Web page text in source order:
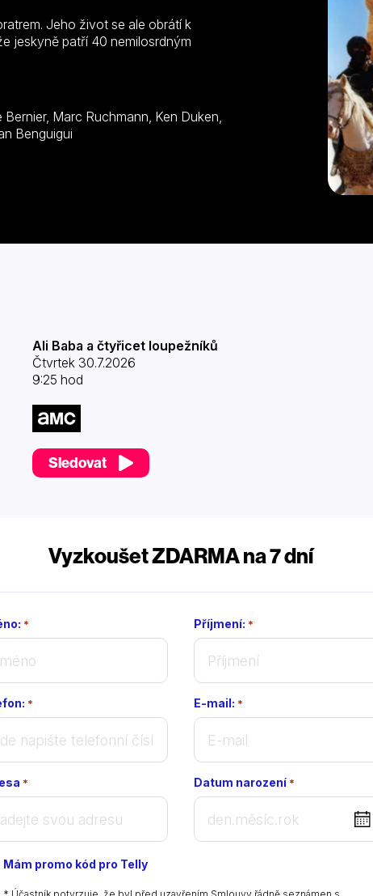
Jeho život se ale obrátí k
jeskyně patří 40 nemilosrdným
Farida Rahouadj, Hammou Graia, Jean Benguigui
Ali Baba a čtyřicet loupežníků
Čtvrtek 30.7.2026
9:25 hod
Sledovat
Vyzkoušet ZDARMA na 7 dní
* Příjmení: *
* E-mail: *
* Datum narození *
DD
dot
Mám promo kód pro Telly